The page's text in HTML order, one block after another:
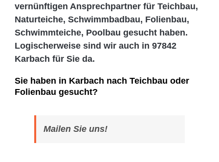
vernünftigen Ansprechpartner für Teichbau,
Naturteiche, Schwimmbadbau, Folienbau,
Schwimmteiche, Poolbau gesucht haben.
Logischerweise sind wir auch in 97842
Karbach für Sie da.
Sie haben in Karbach nach Teichbau oder
Folienbau gesucht?
Mailen Sie uns!